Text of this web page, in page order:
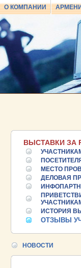
О КОМПАНИИ
ВЫСТАВКИ ЗА
МЕСТО
ДЕЛОВАЯ
ИСТОРИЯ
ОТЗЫВЫ
НОВОСТИ
25.06.2026 :: Пост-
25.06.2026 ::
VIETNAM 2026
24.06.2026 ::
промышленной